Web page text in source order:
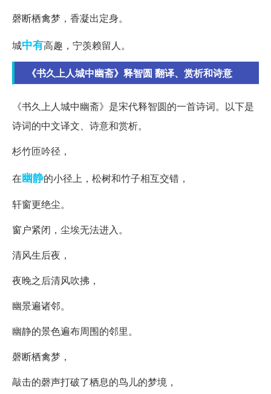
磬断栖禽梦，香凝出定身。
城中有高趣，宁羡赖留人。
《书久上人城中幽斋》释智圆 翻译、赏析和诗意
《书久上人城中幽斋》是宋代释智圆的一首诗词。以下是
诗词的中文译文、诗意和赏析。
杉竹匝吟径，
在幽静的小径上，松树和竹子相互交错，
轩窗更绝尘。
窗户紧闭，尘埃无法进入。
清风生后夜，
夜晚之后清风吹拂，
幽景遍诸邻。
幽静的景色遍布周围的邻里。
磬断栖禽梦，
敲击的磬声打破了栖息的鸟儿的梦境，